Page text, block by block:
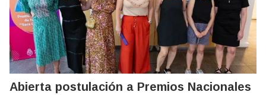
Abierta postulación a Premios Nacionales